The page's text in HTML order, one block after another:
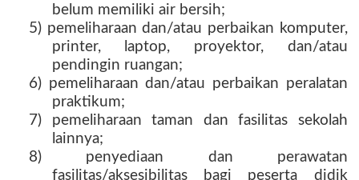
belum memiliki air bersih;
5) pemeliharaan dan/atau perbaikan komputer,
printer, laptop, proyektor, dan/atau
pendingin ruangan;
6) pemeliharaan dan/atau perbaikan peralatan
praktikum;
7) pemeliharaan taman dan fasilitas sekolah
lainnya;
8) penyediaan dan perawatan
fasilitas/aksesibilitas bagi peserta didik